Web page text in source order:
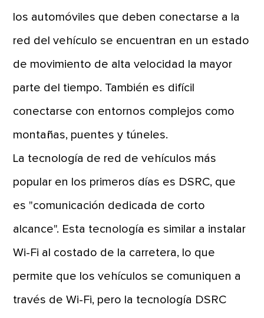
los automóviles que deben conectarse a la
red del vehículo se encuentran en un estado
de movimiento de alta velocidad la mayor
parte del tiempo. También es difícil
conectarse con entornos complejos como
montañas, puentes y túneles.
La tecnología de red de vehículos más
popular en los primeros días es DSRC, que
es "comunicación dedicada de corto
alcance". Esta tecnología es similar a instalar
Wi-Fi al costado de la carretera, lo que
permite que los vehículos se comuniquen a
través de Wi-Fi, pero la tecnología DSRC